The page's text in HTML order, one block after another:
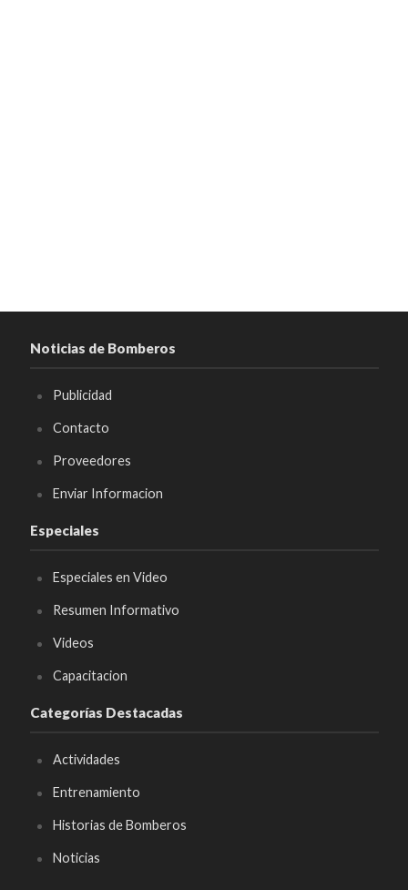
Noticias de Bomberos
Publicidad
Contacto
Proveedores
Enviar Informacion
Especiales
Especiales en Video
Resumen Informativo
Videos
Capacitacion
Categorías Destacadas
Actividades
Entrenamiento
Historias de Bomberos
Noticias